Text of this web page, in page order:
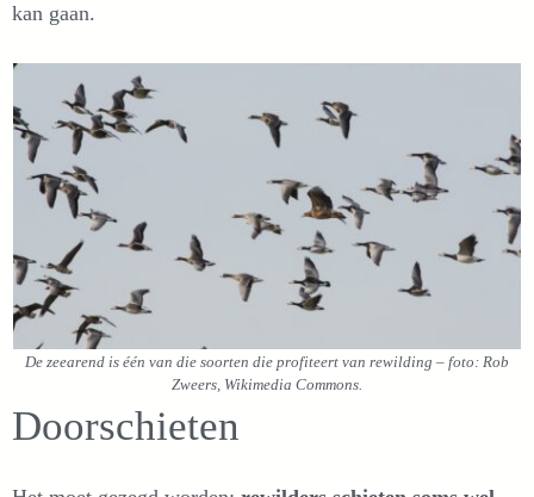
kan gaan.
De zeearend is één van die soorten die profiteert van rewilding – foto: Rob
Zweers, Wikimedia Commons.
Doorschieten